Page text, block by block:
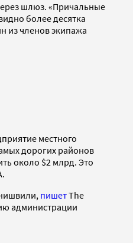
шлюз. «Причальные
более десятка
из членов экипажа
местного
дорогих районов
около $2 млрд. Это
пишетThe
администрации